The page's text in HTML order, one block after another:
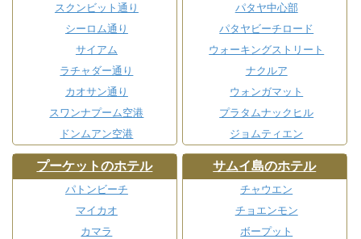
スクンビット通り
シーロム通り
サイアム
ラチャダー通り
カオサン通り
スワンナプーム空港
ドンムアン空港
パタヤ中心部
パタヤビーチロード
ウォーキングストリート
ナクルア
ウォンガマット
プラタムナックヒル
ジョムティエン
プーケットのホテル
パトンビーチ
マイカオ
カマラ
サムイ島のホテル
チャウエン
チョエンモン
ボープット